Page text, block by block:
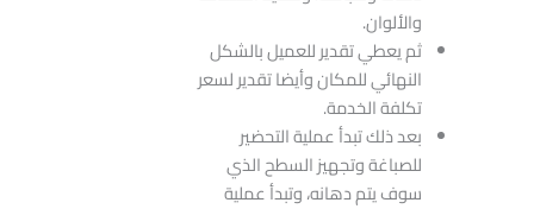
والألوان.
ثم يعطي تقدير للعميل بالشكل
النهائي للمكان وأيضا تقدير لسعر
تكلفة الخدمة.
بعد ذلك تبدأ عملية التحضير
للصباغة وتجهيز السطح الذي
سوف يتم دهانه، وتبدأ عملية